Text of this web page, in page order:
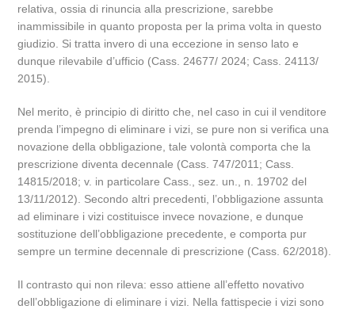
relativa, ossia di rinuncia alla prescrizione, sarebbe
inammissibile in quanto proposta per la prima volta in questo
giudizio. Si tratta invero di una eccezione in senso lato e
dunque rilevabile d’ufficio (Cass. 24677/ 2024; Cass. 24113/
2015).
Nel merito, è principio di diritto che, nel caso in cui il venditore
prenda l’impegno di eliminare i vizi, se pure non si verifica una
novazione della obbligazione, tale volontà comporta che la
prescrizione diventa decennale (Cass. 747/2011; Cass.
14815/2018; v. in particolare Cass., sez. un., n. 19702 del
13/11/2012). Secondo altri precedenti, l’obbligazione assunta
ad eliminare i vizi costituisce invece novazione, e dunque
sostituzione dell’obbligazione precedente, e comporta pur
sempre un termine decennale di prescrizione (Cass. 62/2018).
Il contrasto qui non rileva: esso attiene all’effetto novativo
dell’obbligazione di eliminare i vizi. Nella fattispecie i vizi sono